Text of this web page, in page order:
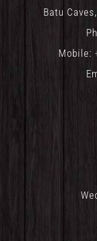
Batu
Mobile: